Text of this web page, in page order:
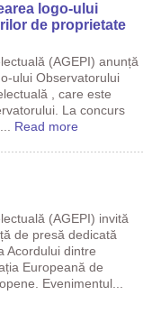
logo-ului
de proprietate
(AGEPI) anunță
ului Observatorului
, care este
La concurs
Read more
(AGEPI) invită
de presă dedicată
Acordului dintre
Europeană de
Evenimentul...